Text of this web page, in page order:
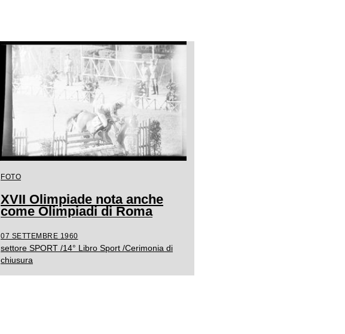
FOTO
XVII Olimpiade nota anche
come Olimpiadi di Roma
07 SETTEMBRE 1960
settore SPORT /14° Libro Sport /Cerimonia di
chiusura